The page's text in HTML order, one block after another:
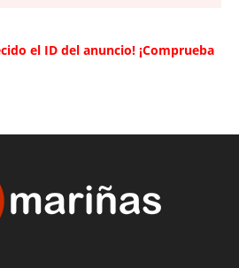
el ID del anuncio! ¡Comprueba